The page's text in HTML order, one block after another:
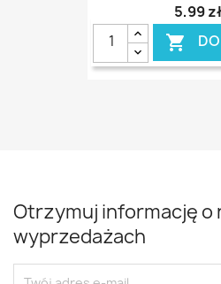
5,99

Otrzymuj informację o
wyprzedażach